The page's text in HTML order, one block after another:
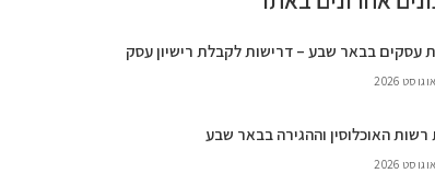
עסקים בבאר שבע – דרישות לקבלת רישיון עסק
האוכלוסין וההגירה בבאר שבע